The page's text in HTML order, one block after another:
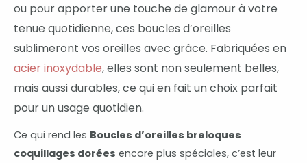
ou pour apporter une touche de glamour à votre
tenue quotidienne, ces boucles d’oreilles
sublimeront vos oreilles avec grâce. Fabriquées en
acier inoxydable, elles sont non seulement belles,
mais aussi durables, ce qui en fait un choix parfait
pour un usage quotidien.
Ce qui rend les Boucles d’oreilles breloques
coquillages dorées encore plus spéciales, c’est leur